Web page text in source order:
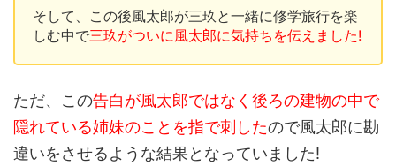
そして、この後風太郎が三玖と一緒に修学旅行を楽
しむ中で三玖がついに風太郎に気持ちを伝えました!
ただ、この告白が風太郎ではなく後ろの建物の中で
隠れている姉妹のことを指で刺したので風太郎に勘
違いをさせるような結果となっていました!